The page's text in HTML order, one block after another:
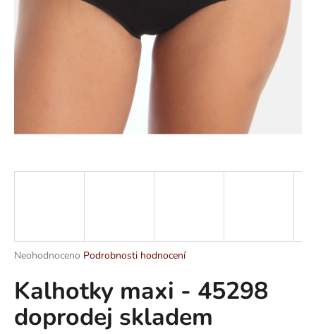
Průměrné
produktu
je
0,0
z
Neohodnoceno Podrobnosti hodnocení
Kalhotky maxi - 45298
doprodej skladem
a
j
í
t
o
p
r
u
č